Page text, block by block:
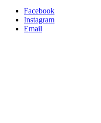
Facebook
Instagram
Email